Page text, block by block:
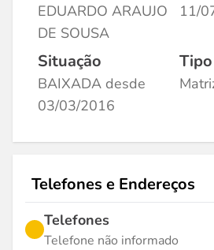
EDUARDO ARAUJO
DE SOUSA
11/
Situação
BAIXADA desde
03/03/2016
Telefones e Endereços
Telefones
Telefone não informado